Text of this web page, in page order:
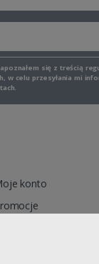
się z treścią
w celu przesyłania mi
konto